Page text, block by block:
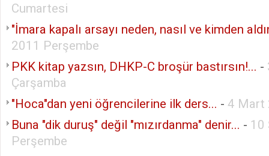
Cumartesi
"İmara kapalı arsayı neden, nasıl ve kimden
2011 Perşembe
PKK kitap yazsın, DHKP-C broşür bastırsın!... -
Çarşamba
"Hoca"dan yeni öğrencilerine ilk ders... - 4 Mart
Buna "dik duruş" değil "mızırdanma" denir... - 10
Perşembe